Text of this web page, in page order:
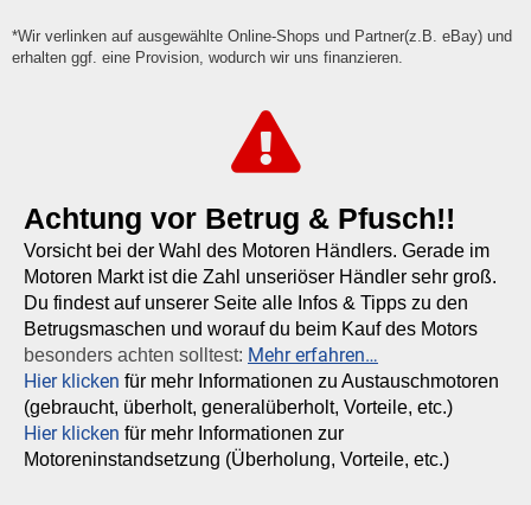
*Wir verlinken auf ausgewählte Online-Shops und Partner(z.B. eBay) und
erhalten ggf. eine Provision, wodurch wir uns finanzieren.
Achtung vor Betrug & Pfusch!!
Vorsicht bei der Wahl des Motoren Händlers. Gerade im
Motoren Markt ist die Zahl unseriöser Händler sehr groß.
Du findest auf unserer Seite alle Infos & Tipps zu den
Betrugsmaschen und worauf du beim Kauf des Motors
besonders achten solltest: Mehr erfahren…
Hier klicken für mehr Informationen zu Austauschmotoren
(gebraucht, überholt, generalüberholt, Vorteile, etc.)
Hier klicken für mehr Informationen zur
Motoreninstandsetzung (Überholung, Vorteile, etc.)